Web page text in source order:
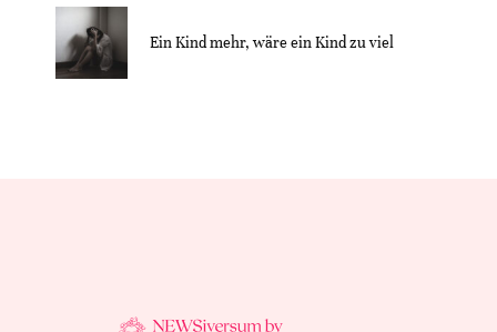
Ein Kind mehr, wäre ein Kind zu viel